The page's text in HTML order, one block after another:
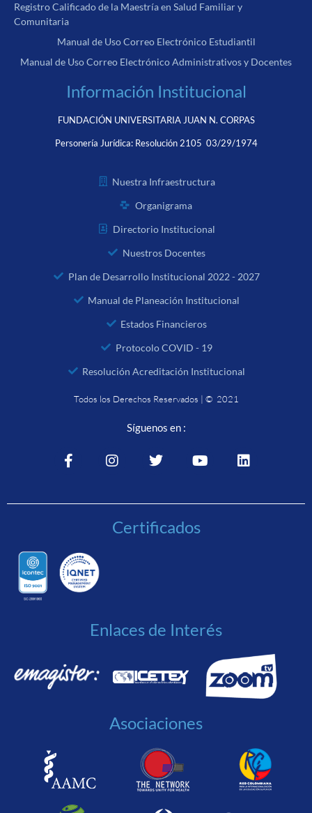
Registro Calificado de la Maestría en Salud Familiar y
Comunitaria
Manual de Uso Correo Electrónico Estudiantil
Manual de Uso Correo Electrónico Administrativos y Docentes
Información Institucional
FUNDACIÓN UNIVERSITARIA JUAN N. CORPAS
Personería Jurídica: Resolución 2105 03/29/1974
Nuestra Infraestructura
Organigrama
Directorio Institucional
Nuestros Docentes
Plan de Desarrollo Institucional 2022 - 2027
Manual de Planeación Institucional
Estados Financieros
Protocolo COVID - 19
Resolución Acreditación Institucional
Todos los Derechos Reservados | © 2021
Síguenos en :
Certificados
Enlaces de Interés
Asociaciones